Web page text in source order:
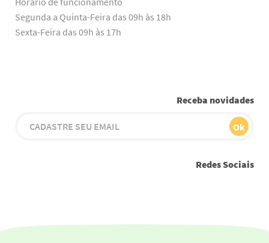
Segunda a Quinta-Feira das 09h às 18h
Sexta-Feira das 09h às 17h
Receba novidades
Redes Sociais